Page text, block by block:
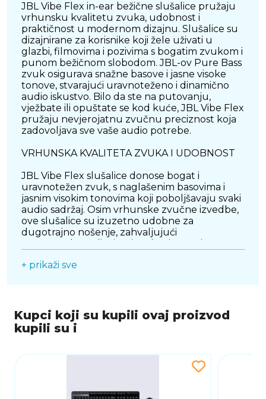
JBL Vibe Flex in-ear bežične slušalice pružaju
vrhunsku kvalitetu zvuka, udobnost i
praktičnost u modernom dizajnu. Slušalice su
dizajnirane za korisnike koji žele uživati u
glazbi, filmovima i pozivima s bogatim zvukom i
punom bežičnom slobodom. JBL-ov Pure Bass
zvuk osigurava snažne basove i jasne visoke
tonove, stvarajući uravnoteženo i dinamično
audio iskustvo. Bilo da ste na putovanju,
vježbate ili opuštate se kod kuće, JBL Vibe Flex
pružaju nevjerojatnu zvučnu preciznost koja
zadovoljava sve vaše audio potrebe.
VRHUNSKA KVALITETA ZVUKA I UDOBNOST
JBL Vibe Flex slušalice donose bogat i
uravnotežen zvuk, s naglašenim basovima i
jasnim visokim tonovima koji poboljšavaju svaki
audio sadržaj. Osim vrhunske zvučne izvedbe,
ove slušalice su izuzetno udobne za
dugotrajno nošenje, zahvaljujući
stabilnost. Ovaj dizajn ne samo da poboljšava
BEŽIČNA POVEZIVANJE I PRAKTIČNOST
Bluetooth povezanost, koja omogućuje brzu i
stabilnu vezu s vašim pametnim telefonima,
da možete uživati u glazbi ili obavljati pozive
+ prikaži sve
Kupci koji su kupili ovaj proizvod
kupili su i